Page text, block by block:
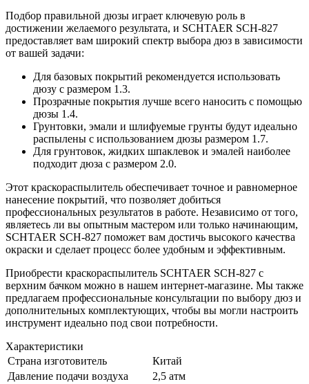
Подбор правильной дюзы играет ключевую роль в
достижении желаемого результата, и SCHTAER SCH-827
предоставляет вам широкий спектр выбора дюз в зависимости
от вашей задачи:
Для базовых покрытий рекомендуется использовать
дюзу с размером 1.3.
Прозрачные покрытия лучше всего наносить с помощью
дюзы 1.4.
Грунтовки, эмали и шлифуемые грунты будут идеально
распылены с использованием дюзы размером 1.7.
Для грунтовок, жидких шпаклевок и эмалей наиболее
подходит дюза с размером 2.0.
Этот краскораспылитель обеспечивает точное и равномерное
нанесение покрытий, что позволяет добиться
профессиональных результатов в работе. Независимо от того,
являетесь ли вы опытным мастером или только начинающим,
SCHTAER SCH-827 поможет вам достичь высокого качества
окраски и сделает процесс более удобным и эффективным.
Приобрести краскораспылитель SCHTAER SCH-827 с
верхним бачком можно в нашем интернет-магазине. Мы также
предлагаем профессиональные консультации по выбору дюз и
дополнительных комплектующих, чтобы вы могли настроить
инструмент идеально под свои потребности.
Характеристики
Страна изготовитель
Китай
Давление подачи воздуха
2,5 атм